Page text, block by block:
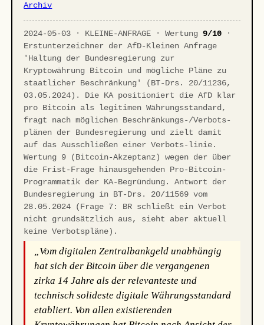
Archiv
2024-05-03 · KLEINE-ANFRAGE · Wertung9/10 ·
Erstunterzeichner der AfD-Kleinen Anfrage
'Haltung der Bundesregierung zur
Kryptowährung Bitcoin und mögliche Pläne zu
staatlicher Beschränkung' (BT-Drs. 20/11236,
03.05.2024). Die KA positioniert die AfD klar
pro Bitcoin als legitimen Währungsstandard,
fragt nach möglichen Beschränkungs-/Verbots-
plänen der Bundesregierung und zielt damit
auf das Ausschließen einer Verbots-linie.
Wertung 9 (Bitcoin-Akzeptanz) wegen der über
die Frist-Frage hinausgehenden Pro-Bitcoin-
Programmatik der KA-Begründung. Antwort der
Bundesregierung in BT-Drs. 20/11569 vom
28.05.2024 (Frage 7: BR schließt ein Verbot
nicht grundsätzlich aus, sieht aber aktuell
keine Verbotspläne).
„Vom digitalen Zentralbankgeld unabhängig
hat sich der Bitcoin über die vergangenen
zirka 14 Jahre als der relevanteste und
technisch solideste digitale Währungsstandard
etabliert. Von allen existierenden